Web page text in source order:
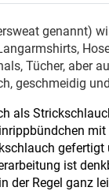
genannt)
Tücher, aber
geschmeidig
als
ist
der Regel ganz